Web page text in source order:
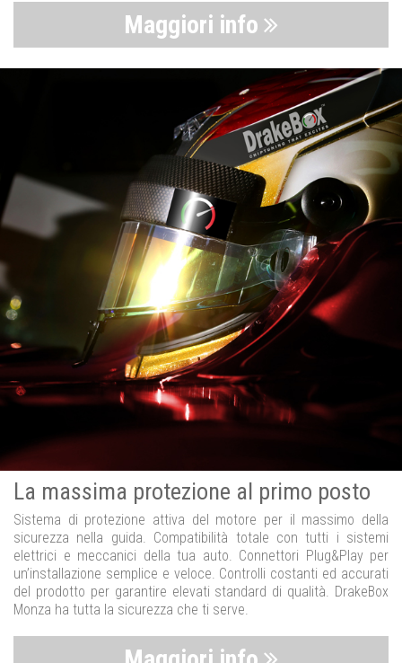
Maggiori info
La massima protezione al primo posto
Sistema di protezione attiva del motore per il massimo della
sicurezza nella guida. Compatibilità totale con tutti i sistemi
elettrici e meccanici della tua auto. Connettori Plug&Play per
un’installazione semplice e veloce. Controlli costanti ed accurati
del prodotto per garantire elevati standard di qualità. DrakeBox
Monza ha tutta la sicurezza che ti serve.